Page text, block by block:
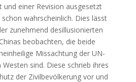
und einer Revision ausgesetzt
wahrscheinlich. Dies lässt
zunehmend desillusionierten
beobachten, die beide
Missachtung der UN-
sind. Diese schrieb ihres
der Zivilbevölkerung vor und